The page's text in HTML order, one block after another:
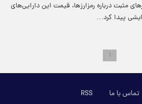
مثبت درباره رمزارزها، قیمت این دارایی‌های
پیدا کرد…
۱
تماس با ما RSS